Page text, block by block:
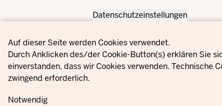
Privacy settings
Datenschutzeinstellungen
Auf dieser Seite werden Cookies verwendet.
Durch Anklicken des/der Cookie-Button(s) erklären Sie
einverstanden, dass wir Cookies verwenden. Technische
zwingend erforderlich.
Notwendig